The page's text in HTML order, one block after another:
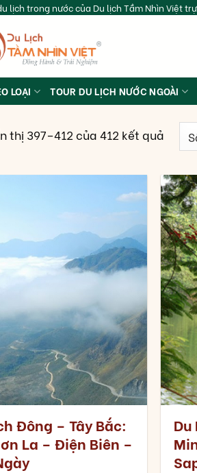
lịch trong nước của Du lịch Tầm Nhìn Việt
LOẠI TOUR DU LỊCH NƯỚC NGOÀI
thị 397–412 của 412 kết quả
Đông – Tây Bắc:
La – Điện Biên –
Du